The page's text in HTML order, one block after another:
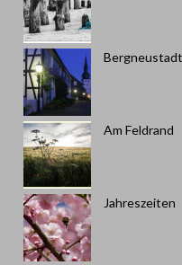
Bergneustadt
Am Feldrand
Jahreszeiten